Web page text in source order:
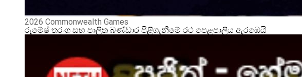
2026 Commonwealth Games
රුමේෂ් තරංග සහ පාලිත බණ්ඩාර පිළිගැනීමේ රථ පෙළපාලිය ඇරඹෙයි